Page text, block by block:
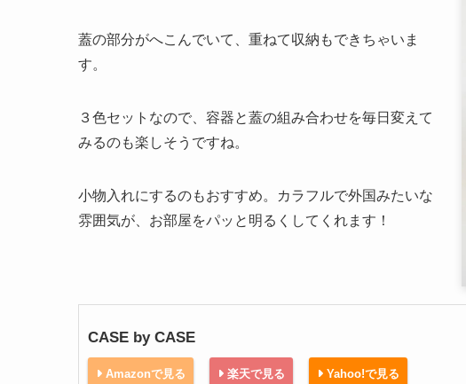
蓋の部分がへこんでいて、重ねて収納もできちゃいま
す。
３色セットなので、容器と蓋の組み合わせを毎日変えて
みるのも楽しそうですね。
小物入れにするのもおすすめ。カラフルで外国みたいな
雰囲気が、お部屋をパッと明るくしてくれます！
CASE by CASE
Amazonで見る 楽天で見る Yahoo!で見る